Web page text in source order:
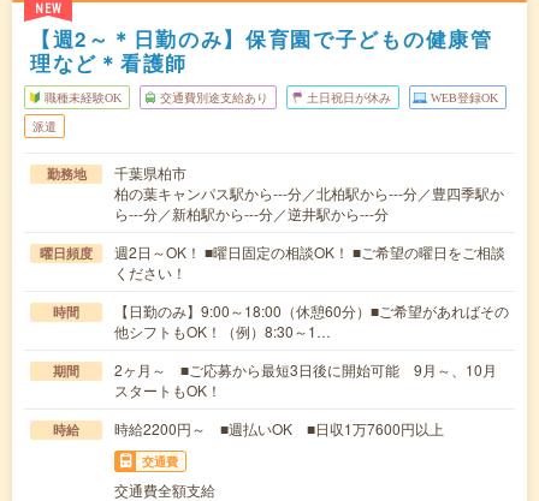
NEW
【週2～＊日勤のみ】保育園で子どもの健康管
理など＊看護師
職種未経験OK 交通費別途支給あり 土日祝日が休み WEB登録OK
派遣
勤務地
千葉県柏市
柏の葉キャンパス駅から---分／北柏駅から---分／豊四季駅か
ら---分／新柏駅から---分／逆井駅から---分
曜日頻度
週2日～OK！ ■曜日固定の相談OK！ ■ご希望の曜日をご相談
ください！
時間
【日勤のみ】9:00～18:00（休憩60分）■ご希望があればその
他シフトもOK！（例）8:30～1…
期間
2ヶ月～ ■ご応募から最短3日後に開始可能 9月～、10月
スタートもOK！
時給 時給2200円～ ■週払いOK ■日収1万7600円以上
交通費
交通費全額支給